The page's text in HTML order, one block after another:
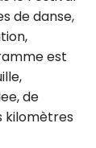
de danse,
est
de
kilomètres